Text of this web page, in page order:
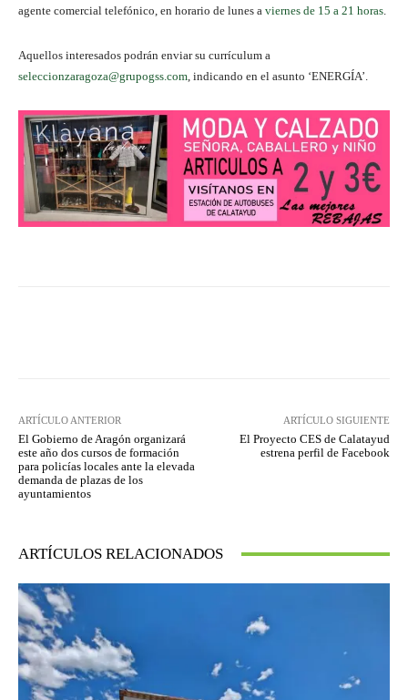
agente comercial telefónico, en horario de lunes a viernes de 15 a 21 horas
Aquellos interesados podrán enviar su currículum a
seleccionzaragoza@grupogss.com , indicando en el asunto ‘ENERGÍA’.
ARTÍCULO ANTERIOR
El Gobierno de Aragón organizará
este año dos cursos de formación
para policías locales ante la elevada
demanda de plazas de los
ayuntamientos
ARTÍCULO SIGUIENTE
El Proyecto CES de Calatayud
estrena perfil de Facebook
ARTÍCULOS RELACIONADOS